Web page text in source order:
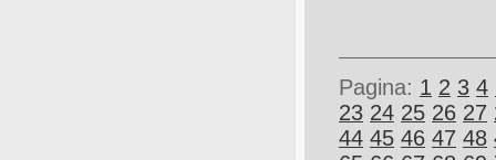
Pagina: 1 2 3 4
23 24 25 26 27
44 45 46 47 48